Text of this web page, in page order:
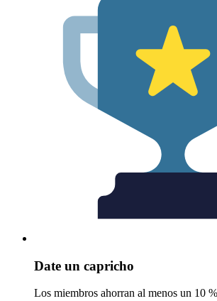
Date un capricho
Los miembros ahorran al menos un 10